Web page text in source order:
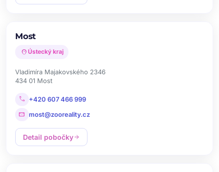
Most
location_on Ústecký kraj
Vladimíra Majakovského 2346
434 01 Most
call +420 607 466 999
mail most@zooreality.cz
Detail pobočkyarrow_forward